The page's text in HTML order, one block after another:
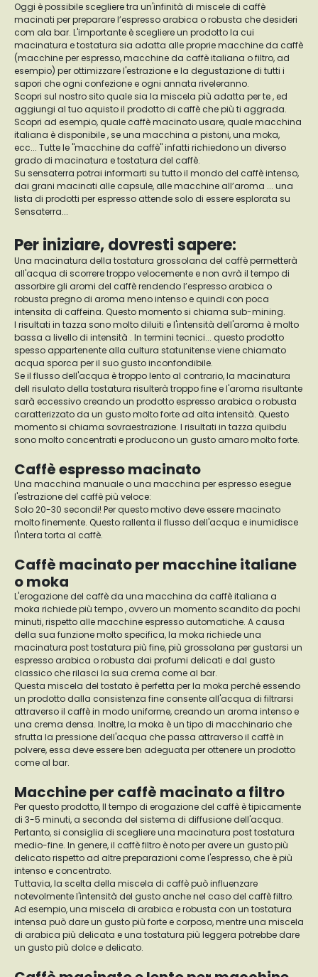
Oggi è possibile scegliere tra un'infinità di miscele di caffè
macinati per preparare l’espresso arabica o robusta che desideri
com ala bar. L'importante è scegliere un prodotto la cui
macinatura e tostatura sia adatta alle proprie macchine da caffè
(macchine per espresso, macchine da caffè italiana o filtro, ad
esempio) per ottimizzare l'estrazione e la degustazione di tutti i
sapori che ogni confezione e ogni annata riveleranno.
Scopri sul nostro sito quale sia la miscela più adatta per te , ed
aggiungi al tuo aquisto il prodotto di caffè che più ti aggrada.
Scopri ad esempio, quale caffè macinato usare, quale macchina
italiana è disponibile , se una macchina a pistoni, una moka,
ecc... Tutte le "macchine da caffè" infatti richiedono un diverso
grado di macinatura e tostatura del caffè.
Su sensaterra potrai informarti su tutto il mondo del caffè intenso,
dai grani macinati alle capsule, alle macchine all’aroma ... una
lista di prodotti per espresso attende solo di essere esplorata su
Sensaterra...
Per iniziare, dovresti sapere:
Una macinatura della tostatura grossolana del caffè permetterà
all'acqua di scorrere troppo velocemente e non avrà il tempo di
assorbire gli aromi del caffè rendendo l’espresso arabica o
robusta pregno di aroma meno intenso e quindi con poca
intensita di caffeina. Questo momento si chiama sub-mining.
I risultati in tazza sono molto diluiti e l'intensità dell'aroma è molto
bassa a livello di intensità . In termini tecnici... questo prodotto
spesso appartenente alla cultura statunitense viene chiamato
acqua sporca per il suo gusto inconfondibile.
Se il flusso dell'acqua è troppo lento al contrario, la macinatura
dell risulato della tostatura risulterà troppo fine e l'aroma risultante
sarà eccessivo creando un prodotto espresso arabica o robusta
caratterizzato da un gusto molto forte ad alta intensità. Questo
momento si chiama sovraestrazione. I risultati in tazza quibdu
sono molto concentrati e producono un gusto amaro molto forte.
Caffè espresso macinato
Una macchina manuale o una macchina per espresso esegue
l'estrazione del caffè più veloce:
Solo 20-30 secondi! Per questo motivo deve essere macinato
molto finemente. Questo rallenta il flusso dell'acqua e inumidisce
l'intera torta al caffè.
Caffè macinato per macchine italiane
o moka
L'erogazione del caffè da una macchina da caffè italiana a
moka richiede più tempo , ovvero un momento scandito da pochi
minuti, rispetto alle macchine espresso automatiche. A causa
della sua funzione molto specifica, la moka richiede una
macinatura post tostatura più fine, più grossolana per gustarsi un
espresso arabica o robusta dai profumi delicati e dal gusto
classico che rilasci la sua crema come al bar.
Questa miscela del tostato è perfetta per la moka perché essendo
un prodotto dalla consistenza fine consente all'acqua di filtrarsi
attraverso il caffè in modo uniforme, creando un aroma intenso e
una crema densa. Inoltre, la moka è un tipo di macchinario che
sfrutta la pressione dell'acqua che passa attraverso il caffè in
polvere, essa deve essere ben adeguata per ottenere un prodotto
come al bar.
Macchine per caffè macinato a filtro
Per questo prodotto, Il tempo di erogazione del caffè è tipicamente
di 3-5 minuti, a seconda del sistema di diffusione dell'acqua.
Pertanto, si consiglia di scegliere una macinatura post tostatura
medio-fine. In genere, il caffè filtro è noto per avere un gusto più
delicato rispetto ad altre preparazioni come l'espresso, che è più
intenso e concentrato.
Tuttavia, la scelta della miscela di caffè può influenzare
notevolmente l'intensità del gusto anche nel caso del caffè filtro.
Ad esempio, una miscela di arabica e robusta con un tostatura
intensa può dare un gusto più forte e corposo, mentre una miscela
di arabica più delicata e una tostatura più leggera potrebbe dare
un gusto più dolce e delicato.